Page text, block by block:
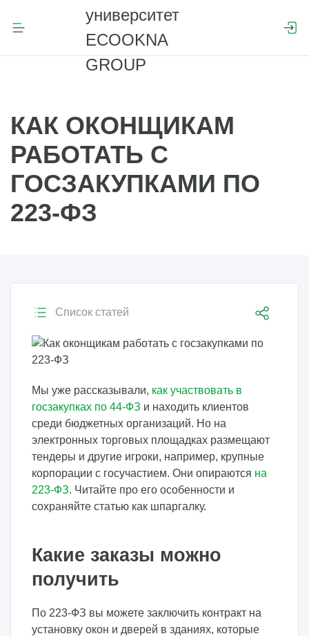
КАК ОКОНЩИКАМ
РАБОТАТЬ С
ГОСЗАКУПКАМИ ПО
223-ФЗ
Список статей
Мы уже рассказывали, как участвовать в
госзакупках по 44-ФЗ и находить клиентов
среди бюджетных организаций. Но на
электронных торговых площадках размещают
тендеры и другие игроки, например, крупные
корпорации с госучастием. Они опираются на
223-ФЗ. Читайте про его особенности и
сохраняйте статью как шпаргалку.
Какие заказы можно
получить
По 223-ФЗ вы можете заключить контракт на
установку окон и дверей в зданиях, которые